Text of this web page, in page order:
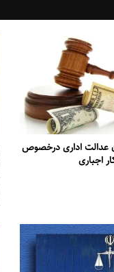
عدالت اداری درخصوص
اجباری